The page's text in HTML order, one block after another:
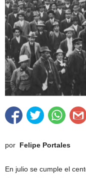
por Felipe Portales
En julio se cumple el